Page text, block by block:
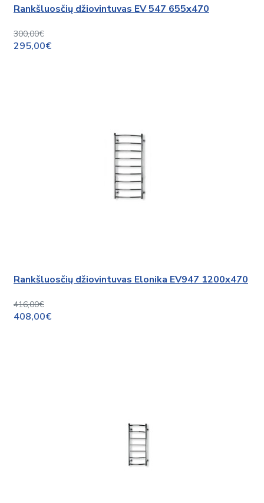
Rankšluosčių džiovintuvas EV 547 655x470
300,00€
295,00€
Rankšluosčių džiovintuvas Elonika EV947 1200x470
416,00€
408,00€